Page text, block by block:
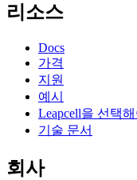
리소스
Docs
가격
지원
예시
Leapcell을 선택
기술 문서
회사